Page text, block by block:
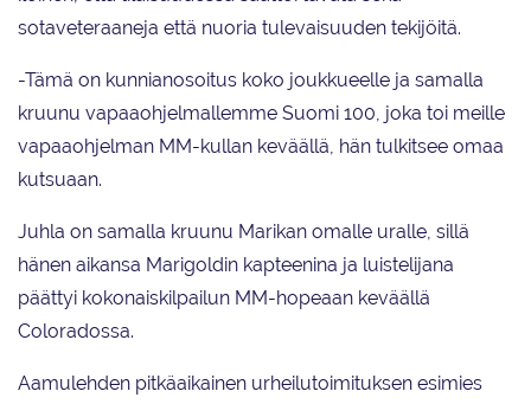
sotaveteraaneja että nuoria tulevaisuuden tekijöitä.
-Tämä on kunnianosoitus koko joukkueelle ja samalla
kruunu vapaaohjelmallemme Suomi 100, joka toi meille
vapaaohjelman MM-kullan keväällä, hän tulkitsee omaa
kutsuaan.
Juhla on samalla kruunu Marikan omalle uralle, sillä
hänen aikansa Marigoldin kapteenina ja luistelijana
päättyi kokonaiskilpailun MM-hopeaan keväällä
Coloradossa.
Aamulehden pitkäaikainen urheilutoimituksen esimies